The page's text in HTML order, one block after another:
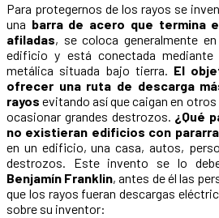
Para protegernos de los rayos se
una barra de acero que termina
afiladas, se coloca generalmente
edificio y está conectada mediante
metálica situada bajo tierra. El
ofrecer una ruta de descarga
rayos evitando así que caigan en otros
ocasionar grandes destrozos. ¿Qué
no existieran edificios con
en un edificio, una casa, autos,
destrozos. Este invento se lo
Benjamín Franklin, antes de él las
que los rayos fueran descargas
sobre su inventor: